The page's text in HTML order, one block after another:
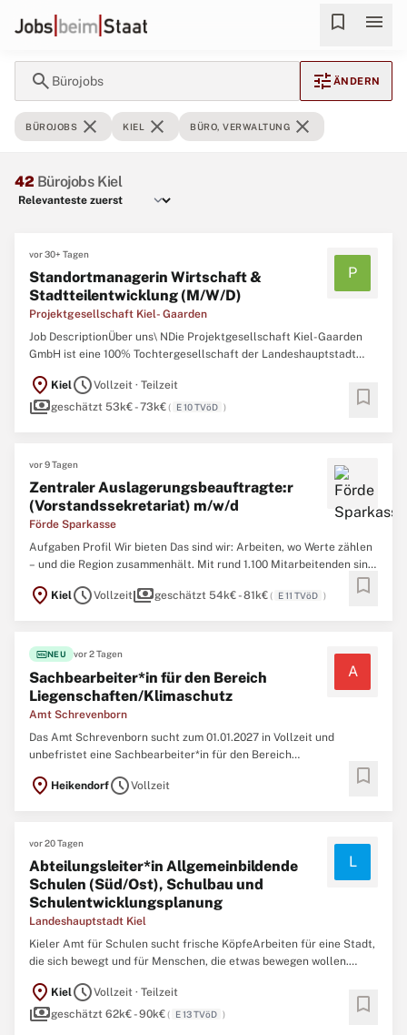
bookmark menu
search Bürojobs tune ÄNDERN
BÜROJOBS close KIEL close BÜRO, VERWALTUNG close
42 Bürojobs Kiel
vor 30+ Tagen
Standortmanagerin Wirtschaft &
Stadtteilentwicklung (M/W/D)
Projektgesellschaft Kiel- Gaarden
P
Job DescriptionÜber uns\ NDie Projektgesellschaft Kiel-Gaarden
GmbH ist eine 100% Tochtergesellschaft der Landeshauptstadt
sie auf dem Kieler Ostufer drei Stadtteilbüros und das
Wirtschaftsbüro Gaarden. Ziel des Wirtschaftsbüros ist die ...
location_on KielscheduleVollzeit · Teilzeit
paymentsgeschätzt 53k€ - 73k€( E 10 TVöD ) bookmark
vor 9 Tagen
Zentraler Auslagerungsbeauftragte:r
(Vorstandssekretariat) m/w/d
Förde Sparkasse
Aufgaben Profil Wir bieten Das sind wir: Arbeiten, wo Werte zählen
– und die Region zusammenhält. Mit rund 1.100 Mitarbeitenden sind
Eckernförde und dem Kreis Plön. Was uns verbindet? Nicht nur
location_on KielscheduleVollzeitpaymentsgeschätzt 54k€ - 81k€( E 11 TVöD ) bookmark
fiber_newNEU vor 2 Tagen
Sachbearbeiter*in für den Bereich
Liegenschaften/Klimaschutz
Amt Schrevenborn
A
Das Amt Schrevenborn sucht zum 01.01.2027 in Vollzeit und
unbefristet eine Sachbearbeiter*in für den Bereich
Liegenschaften/Klimaschutz. Online-Bewerbung und Infos über QR-
Code oder auf www.amt-schrevenborn.de/Stellenangebote Original
location_on HeikendorfscheduleVollzeit bookmark
vor 20 Tagen
Abteilungsleiter*in Allgemeinbildende
Schulen (Süd/Ost), Schulbau und
Schulentwicklungsplanung
Landeshauptstadt Kiel
L
Kieler Amt für Schulen sucht frische KöpfeArbeiten für eine Stadt,
die sich bewegt und für Menschen, die etwas bewegen wollen.
müssen und was von den Bewerbern erwartet wird. Die
Landeshauptstadt Kiel ist Arbeitgeberin für alle, die nicht ...
location_on KielscheduleVollzeit · Teilzeit
paymentsgeschätzt 62k€ - 90k€( E 13 TVöD ) bookmark